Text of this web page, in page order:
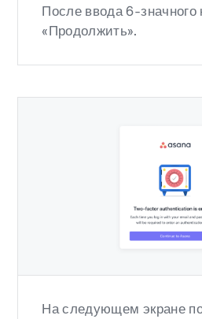
После ввода 6-значного
«Продолжить».
На следующем экране